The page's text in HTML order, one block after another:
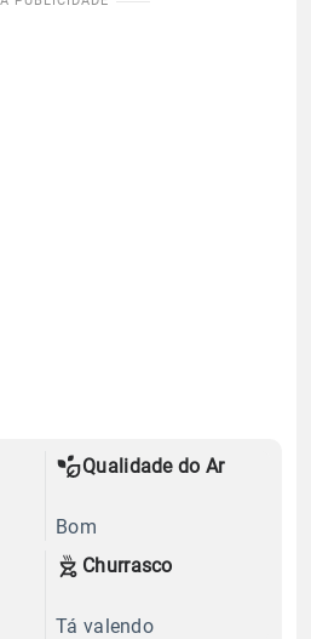
Qualidade do Ar
Bom
Churrasco
Tá valendo